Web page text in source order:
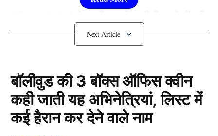
प्रॉपर्टी
बॉलीवुड की 3 बॉक्स ऑफिस क्वीन
कही जाती यह अभिनेत्रियां, लिस्ट में
कई हैरान कर देने वाले नाम